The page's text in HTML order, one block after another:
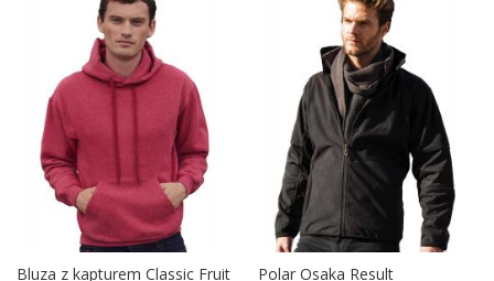
Bluza z kapturem Classic Fruit
Polar Osaka Result